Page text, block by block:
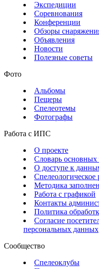
Экспедиции
Соревнования
Конференции
Обзоры
Объявления
Новости
Полезные советы
Фото
Альбомы
Пещеры
Спелеотемы
Фотографы
Работа с ИПС
О проекте
Словарь основных
О доступе к
Методика
Работа с графикой
Контакты
Политика
Согласие
персональных данных
Сообщество
Спелеоклубы